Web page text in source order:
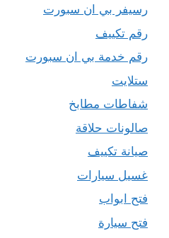
رسيفر بي ان سبورت
رقم تكييف
رقم خدمة بي ان سبورت
ستلايت
شفاطات مطابخ
صالونات حلاقة
صيانة تكييف
غسيل سيارات
فتح ابواب
فتح سيارة